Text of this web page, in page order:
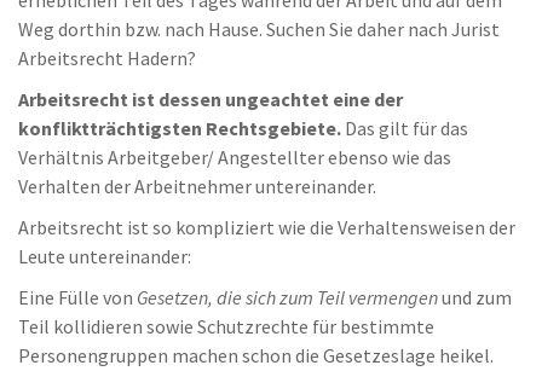
Weg dorthin bzw. nach Hause. Suchen Sie daher nach Jurist
Arbeitsrecht Hadern?
Arbeitsrecht ist dessen ungeachtet eine der
konfliktträchtigsten Rechtsgebiete. Das gilt für das
Verhältnis Arbeitgeber/ Angestellter ebenso wie das
Verhalten der Arbeitnehmer untereinander.
Arbeitsrecht ist so kompliziert wie die Verhaltensweisen der
Leute untereinander:
Eine Fülle von Gesetzen, die sich zum Teil vermengenund zum
Teil kollidieren sowie Schutzrechte für bestimmte
Personengruppen machen schon die Gesetzeslage heikel.